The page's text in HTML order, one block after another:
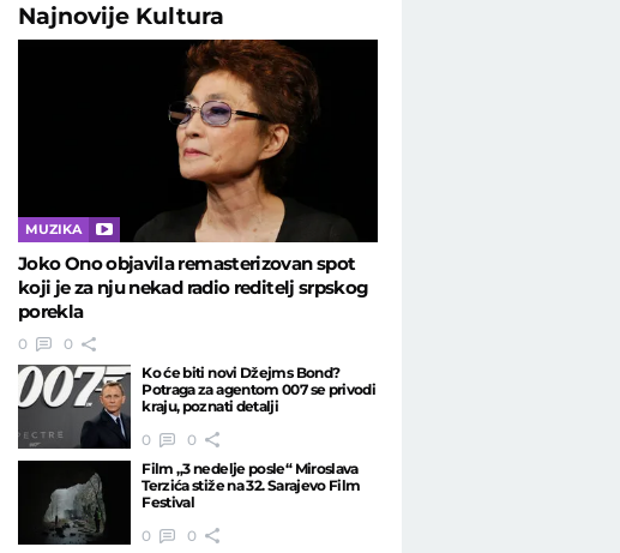
Najnovije Kultura
MUZIKA
Joko Ono objavila remasterizovan spot
koji je za nju nekad radio reditelj srpskog
porekla
0
0
Ko će biti novi Džejms Bond?
Potraga za agentom 007 se privodi
kraju, poznati detalji
0
0
Film „3 nedelje posle“ Miroslava
Terzića stiže na 32. Sarajevo Film
Festival
0
0